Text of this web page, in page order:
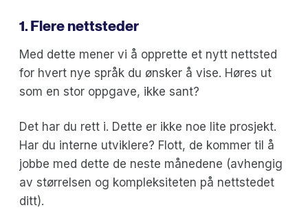
1. Flere nettsteder
Med dette mener vi å opprette et nytt nettsted
for hvert nye språk du ønsker å vise. Høres ut
som en stor oppgave, ikke sant?
Det har du rett i. Dette er ikke noe lite prosjekt.
Har du interne utviklere? Flott, de kommer til å
jobbe med dette de neste månedene (avhengig
av størrelsen og kompleksiteten på nettstedet
ditt).